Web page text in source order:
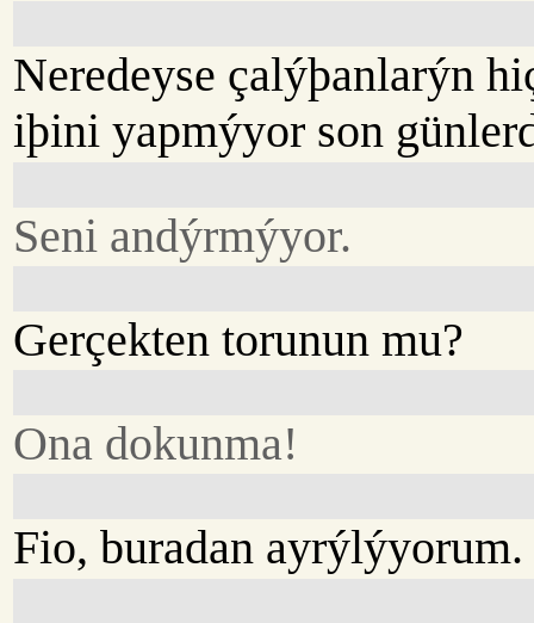
Neredeyse çalýþanlarýn
iþini yapmýyor son
Seni andýrmýyor.
Gerçekten torunun mu?
Ona dokunma!
Fio, buradan ayrýlýyorum.